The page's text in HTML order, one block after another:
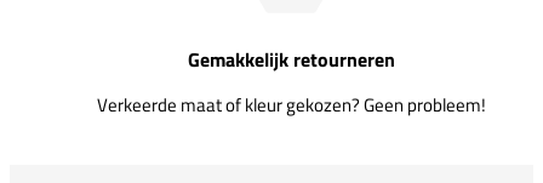
Gemakkelijk retourneren
Verkeerde maat of kleur gekozen? Geen probleem!